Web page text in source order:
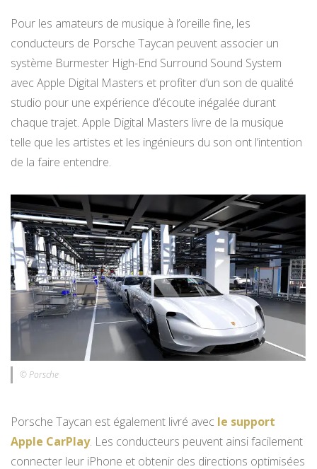
Pour les amateurs de musique à l’oreille fine, les
conducteurs de Porsche Taycan peuvent associer un
système Burmester High-End Surround Sound System
avec Apple Digital Masters et profiter d’un son de qualité
studio pour une expérience d’écoute inégalée durant
chaque trajet. Apple Digital Masters livre de la musique
telle que les artistes et les ingénieurs du son ont l’intention
de la faire entendre.
© Porsche
Porsche Taycan est également livré avec le support
Apple CarPlay. Les conducteurs peuvent ainsi facilement
connecter leur iPhone et obtenir des directions optimisées